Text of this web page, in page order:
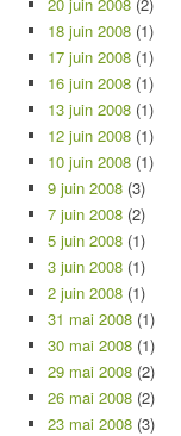
18 juin 2008 (1)
17 juin 2008 (1)
16 juin 2008 (1)
13 juin 2008 (1)
12 juin 2008 (1)
10 juin 2008 (1)
9 juin 2008 (3)
7 juin 2008 (2)
5 juin 2008 (1)
3 juin 2008 (1)
2 juin 2008 (1)
31 mai 2008 (1)
30 mai 2008 (1)
29 mai 2008 (2)
26 mai 2008 (2)
23 mai 2008 (3)